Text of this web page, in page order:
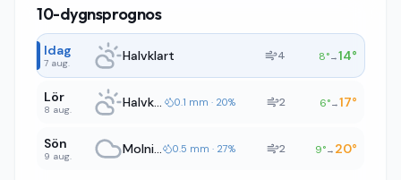
10-dygnsprognos
Idag
7 aug. Halvklart 4 8°→14°
Lör
8 aug. Halvklart 0.1 mm · 20% 2 6°→17°
Sön
9 aug. Molnigt 0.5 mm · 27% 2 9°→ 20°